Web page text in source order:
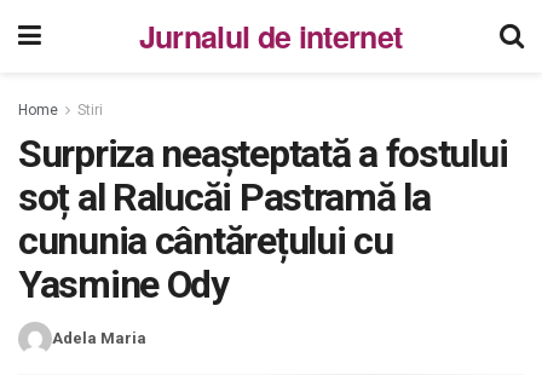
Jurnalul de internet
Home Stiri
Surpriza neașteptată a fostului
soț al Ralucăi Pastramă la
cununia cântărețului cu
Yasmine Ody
Adela Maria